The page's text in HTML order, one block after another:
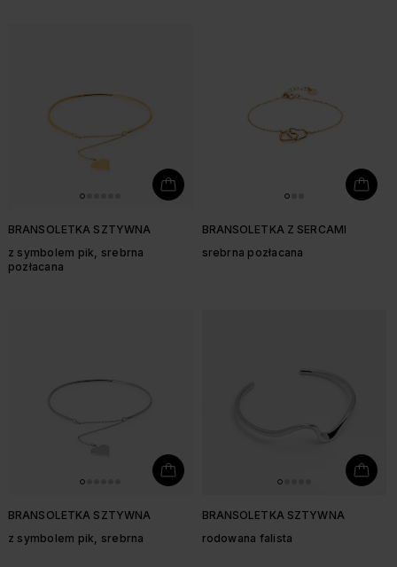
BRANSOLETKA SZTYWNA
z symbolem pik, srebrna
pozłacana
BRANSOLETKA Z SERCAMI
srebrna pozłacana
BRANSOLETKA SZTYWNA
z symbolem pik, srebrna
BRANSOLETKA SZTYWNA
rodowana falista